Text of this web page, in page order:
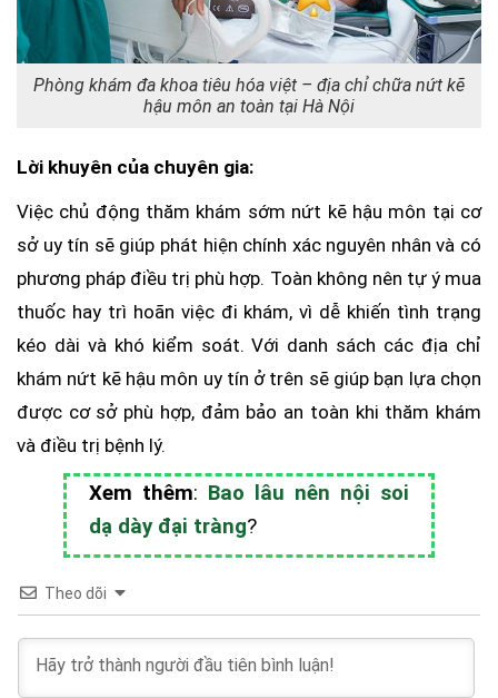
Phòng khám đa khoa tiêu hóa việt – địa chỉ chữa nứt kẽ
hậu môn an toàn tại Hà Nội
Lời khuyên của chuyên gia:
Việc chủ động thăm khám sớm nứt kẽ hậu môn tại cơ
sở uy tín sẽ giúp phát hiện chính xác nguyên nhân và có
phương pháp điều trị phù hợp. Toàn không nên tự ý mua
thuốc hay trì hoãn việc đi khám, vì dễ khiến tình trạng
kéo dài và khó kiểm soát. Với danh sách các địa chỉ
khám nứt kẽ hậu môn uy tín ở trên sẽ giúp bạn lựa chọn
được cơ sở phù hợp, đảm bảo an toàn khi thăm khám
và điều trị bệnh lý.
Xem thêm: Bao lâu nên nội soi
dạ dày đại tràng?
Theo dõi